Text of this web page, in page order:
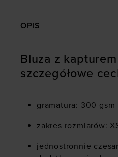
OPIS
Bluza z
szczegółowe
gramatura: 300 gsm
zakres rozmiarów:
jednostronnie